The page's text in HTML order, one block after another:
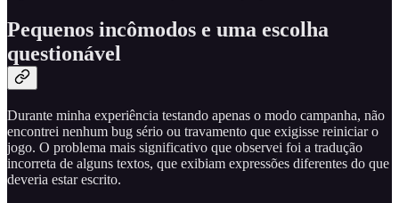
Pequenos incômodos e uma escolha
questionável
Durante minha experiência testando apenas o modo campanha, não
encontrei nenhum bug sério ou travamento que exigisse reiniciar o
jogo. O problema mais significativo que observei foi a tradução
incorreta de alguns textos, que exibiam expressões diferentes do que
deveria estar escrito.